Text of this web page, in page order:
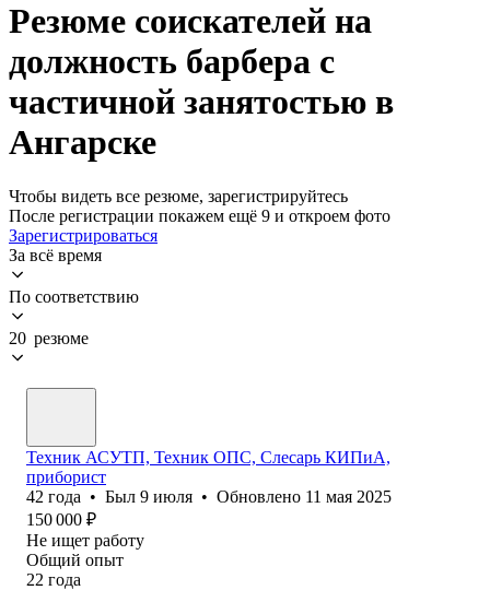
Резюме соискателей на
должность барбера с
частичной занятостью в
Ангарске
Чтобы видеть все резюме, зарегистрируйтесь
После регистрации покажем ещё 9 и откроем фото
Зарегистрироваться
За всё время
По соответствию
20 резюме
Техник АСУТП, Техник ОПС, Слесарь КИПиА,
приборист
42 года • Был 9 июля • Обновлено 11 мая 2025
150 000 ₽
Не ищет работу
Общий опыт
22 года